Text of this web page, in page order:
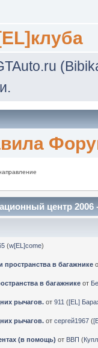
центр
(w[EL]come)
пространства в багажнике
в багажнике от
рычагов. от911 ([EL]
рычагов. отсергей1967 (
(в помощь) от ВВП (